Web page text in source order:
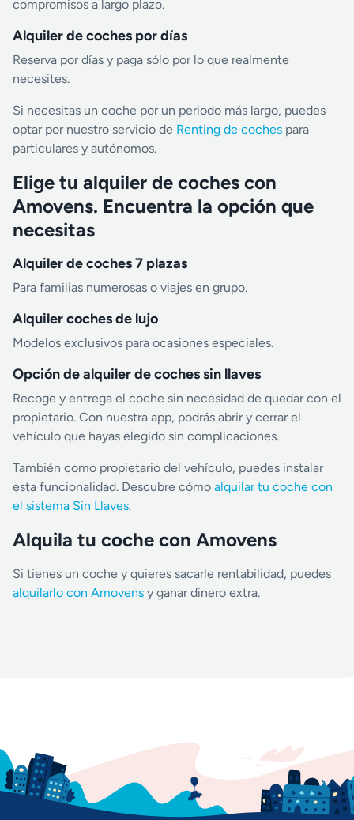
compromisos a largo plazo.
Alquiler de coches por días
Reserva por días y paga sólo por lo que realmente
necesites.
Si necesitas un coche por un periodo más largo, puedes
optar por nuestro servicio de Renting de coches para
particulares y autónomos.
Elige tu alquiler de coches con
Amovens. Encuentra la opción que
necesitas
Alquiler de coches 7 plazas
Para familias numerosas o viajes en grupo.
Alquiler coches de lujo
Modelos exclusivos para ocasiones especiales.
Opción de alquiler de coches sin llaves
Recoge y entrega el coche sin necesidad de quedar con el
propietario. Con nuestra app, podrás abrir y cerrar el
vehículo que hayas elegido sin complicaciones.
También como propietario del vehículo, puedes instalar
esta funcionalidad. Descubre cómo alquilar tu coche con
el sistema Sin Llaves.
Alquila tu coche con Amovens
Si tienes un coche y quieres sacarle rentabilidad, puedes
alquilarlo con Amovens y ganar dinero extra.